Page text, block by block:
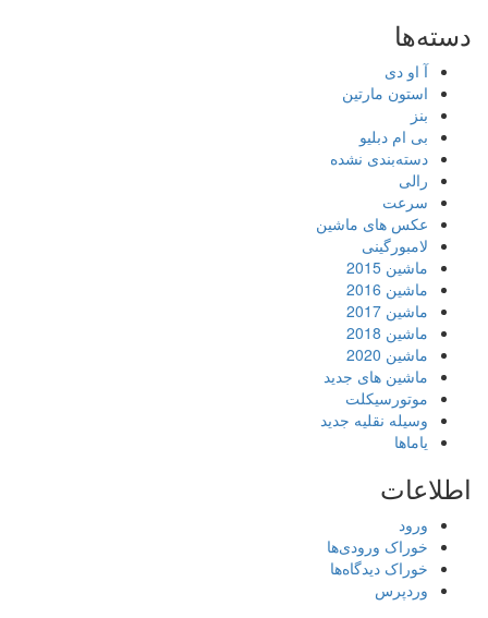
دسته‌ها
آ او دی
استون مارتین
بنز
بی ام دبلیو
دسته‌بندی نشده
رالی
سرعت
عکس های ماشین
لامبورگینی
ماشین 2015
ماشین 2016
ماشین 2017
ماشین 2018
ماشین 2020
ماشین های جدید
موتورسیکلت
وسیله نقلیه جدید
یاماها
اطلاعات
ورود
خوراک ورودی‌ها
خوراک دیدگاه‌ها
وردپرس